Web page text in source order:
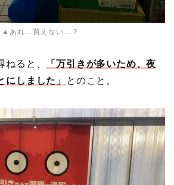
▲あれ…買えない…？
ねると、
「万引きが多いため、夜
にしました」
とのこと。